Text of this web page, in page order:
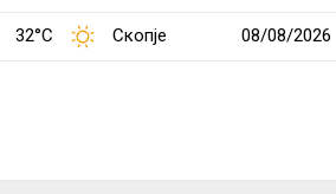
32°C Скопје 08/08/2026